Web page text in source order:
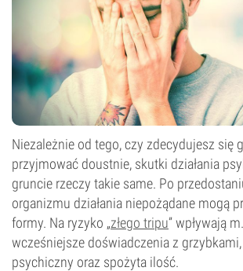
Niezależnie od tego, czy zdecydujesz się
przyjmować doustnie, skutki działania
gruncie rzeczy takie same. Po
organizmu działania niepożądane mogą
formy. Na ryzyko „złego tripu” wpływają
wcześniejsze doświadczenia z
psychiczny oraz spożyta ilość.